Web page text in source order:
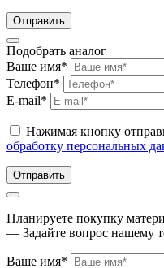
Отправить
Подобрать аналог
Ваше имя*
Телефон*
E-mail*
Нажимая кнопку
обработку персональных
Отправить
Планируете покупку
— Задайте вопрос нашему
Ваше имя*